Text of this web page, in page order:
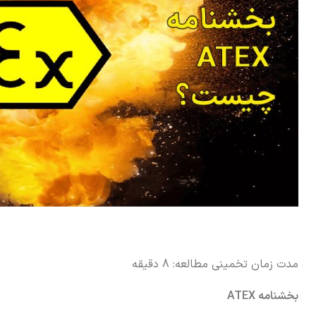
مدت زمان تخمینی مطالعه: 8 دقیقه
بخشنامه ATEX